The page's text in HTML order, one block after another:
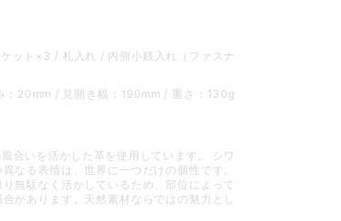
ット×3 / 札入れ / 内側小銭入れ（ファスナ
20mm / 見開き幅：190mm / 重さ：130g
合いを活かした革を使用しています。 シワ
なる表情は、世界に一つだけの個性です。
無駄なく活かしているため、部位によって
があります。天然素材ならではの魅力とし